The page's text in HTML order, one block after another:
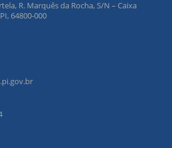
R. Marquês da Rocha, S/N – Caixa
64800-000